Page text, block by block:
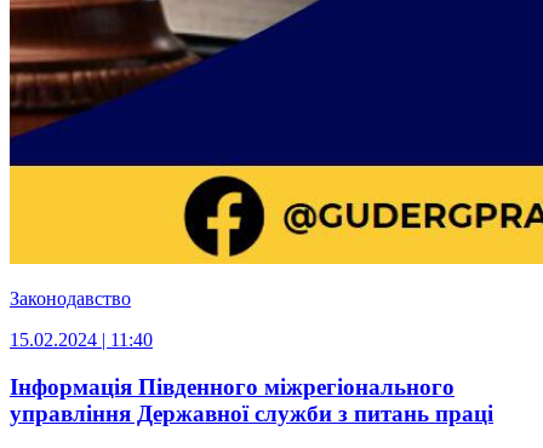
Законодавство
15.02.2024 | 11:40
Інформація Південного міжрегіонального
управління Державної служби з питань праці